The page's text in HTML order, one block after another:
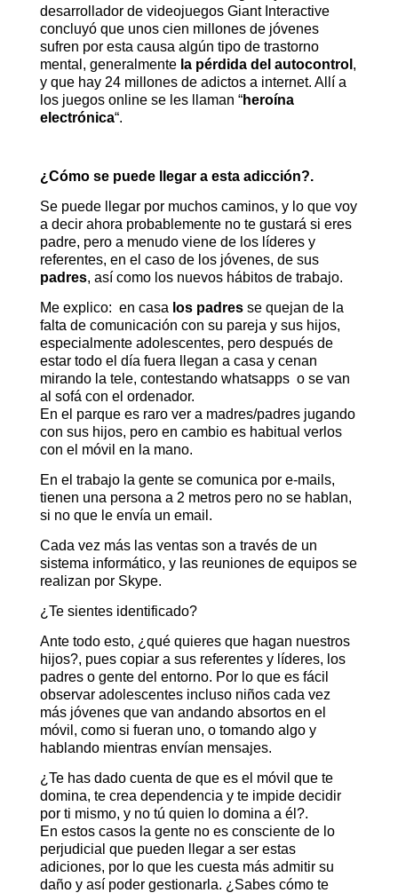
desarrollador de videojuegos Giant Interactive
concluyó que unos cien millones de jóvenes
sufren por esta causa algún tipo de trastorno
mental, generalmente la pérdida del autocontrol ,
y que hay 24 millones de adictos a internet. Allí a
los juegos online se les llaman “heroína
electrónica“.
¿Cómo se puede llegar a esta adicción?.
Se puede llegar por muchos caminos, y lo que voy
a decir ahora probablemente no te gustará si eres
padre, pero a menudo viene de los líderes y
referentes, en el caso de los jóvenes, de sus
padres, así como los nuevos hábitos de trabajo.
Me explico: en casa los padresse quejan de la
falta de comunicación con su pareja y sus hijos,
especialmente adolescentes, pero después de
estar todo el día fuera llegan a casa y cenan
mirando la tele, contestando whatsapps o se van
al sofá con el ordenador.
En el parque es raro ver a madres/padres jugando
con sus hijos, pero en cambio es habitual verlos
con el móvil en la mano.
En el trabajo la gente se comunica por e-mails,
tienen una persona a 2 metros pero no se hablan,
si no que le envía un email.
Cada vez más las ventas son a través de un
sistema informático, y las reuniones de equipos se
realizan por Skype.
¿Te sientes identificado?
Ante todo esto, ¿qué quieres que hagan nuestros
hijos?, pues copiar a sus referentes y líderes, los
padres o gente del entorno. Por lo que es fácil
observar adolescentes incluso niños cada vez
más jóvenes que van andando absortos en el
móvil, como si fueran uno, o tomando algo y
hablando mientras envían mensajes.
¿Te has dado cuenta de que es el móvil que te
domina, te crea dependencia y te impide decidir
por ti mismo, y no tú quien lo domina a él?.
En estos casos la gente no es consciente de lo
perjudicial que pueden llegar a ser estas
adiciones, por lo que les cuesta más admitir su
daño y así poder gestionarla. ¿Sabes cómo te